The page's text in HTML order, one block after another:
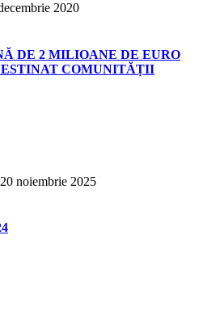
2020
DE 2 MILIOANE DE EURO
COMUNITĂȚII
20 noiembrie 2025